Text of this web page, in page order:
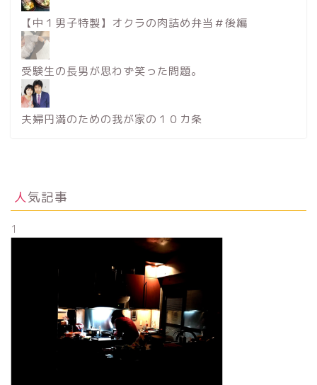
【中１男子特製】オクラの肉詰め弁当＃後編
受験生の長男が思わず笑った問題。
夫婦円満のための我が家の１０カ条
人気記事
1